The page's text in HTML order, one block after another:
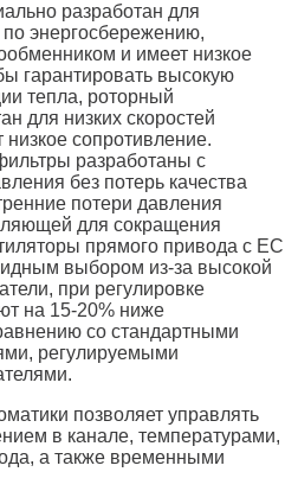
разработан для
энергосбережению,
и имеет низкое
гарантировать высокую
тепла, роторный
для низких скоростей
низкое сопротивление.
разработаны с
без потерь качества
потери давления
для сокращения
прямого привода с EC
выбором из-за высокой
при регулировке
на 15-20% ниже
со стандартными
регулируемыми
позволяет управлять
в канале, температурами,
а также временными